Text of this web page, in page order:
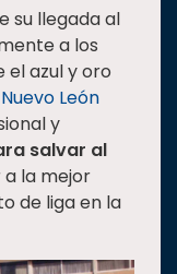
su llegada al
a los
el azul y oro
León
y
salvar al
la mejor
de liga en la